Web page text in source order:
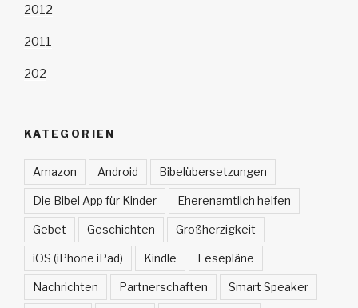
2012
2011
202
KATEGORIEN
Amazon Android Bibelübersetzungen
Die Bibel App für Kinder Eherenamtlich helfen
Gebet Geschichten Großherzigkeit
iOS (iPhone iPad) Kindle Lesepläne
Nachrichten Partnerschaften Smart Speaker